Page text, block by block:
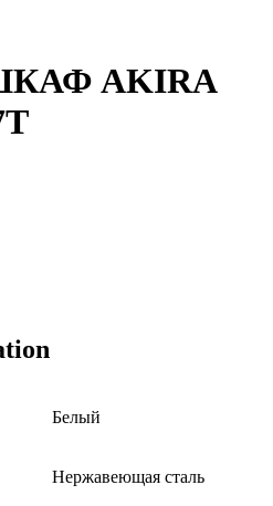
AKIRA
Белый
Нержавеющая сталь